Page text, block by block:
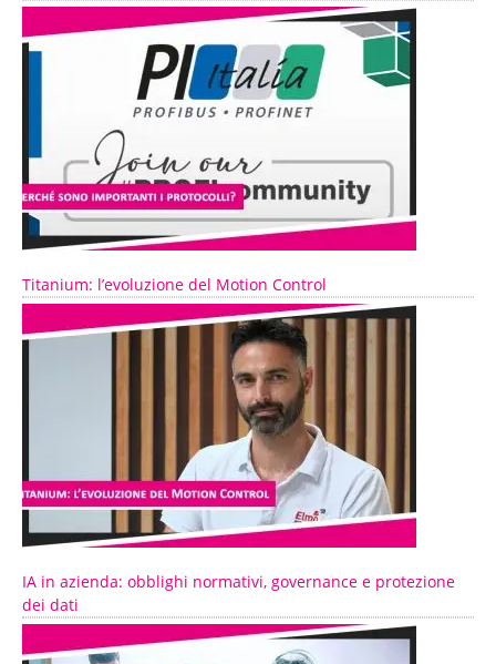
Titanium: l’evoluzione del Motion Control
IA in azienda: obblighi normativi, governance e protezione
dei dati